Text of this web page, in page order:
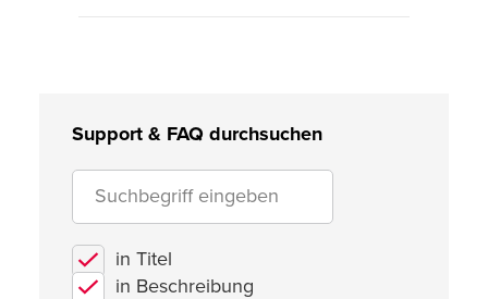
Support & FAQ durchsuchen
in Titel
in Beschreibung